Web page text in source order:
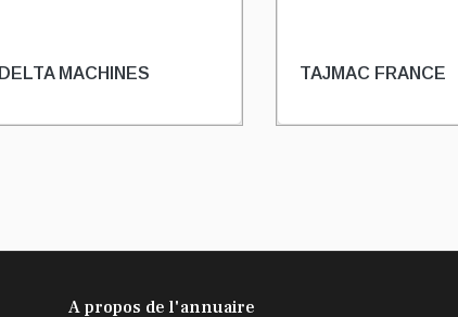
DELTA MACHINES TAJMAC FRANCE
A propos de l'annuaire